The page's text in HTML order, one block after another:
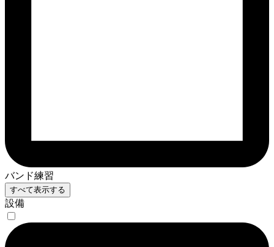
バンド練習
すべて表示する
設備